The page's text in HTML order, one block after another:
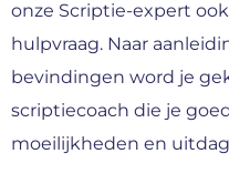
onze Scriptie-expert
hulpvraag. Naar
bevindingen word je
scriptiecoach die je
moeilijkheden en